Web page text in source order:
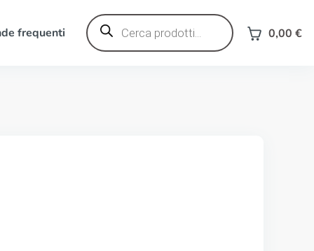
frequenti
Ricerca
prodotti 0,00 €